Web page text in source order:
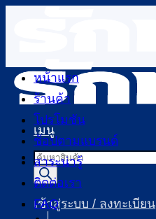
เนื้อหา
เมนู
Products
search
เข้าสู่ระบบ / ลงทะเบียน
หน้าแรก
ร้านค้า
โปรโมชัน
ช้อปตามแบรนด์
สาระน่ารู้
ติดต่อเรา
FAQ